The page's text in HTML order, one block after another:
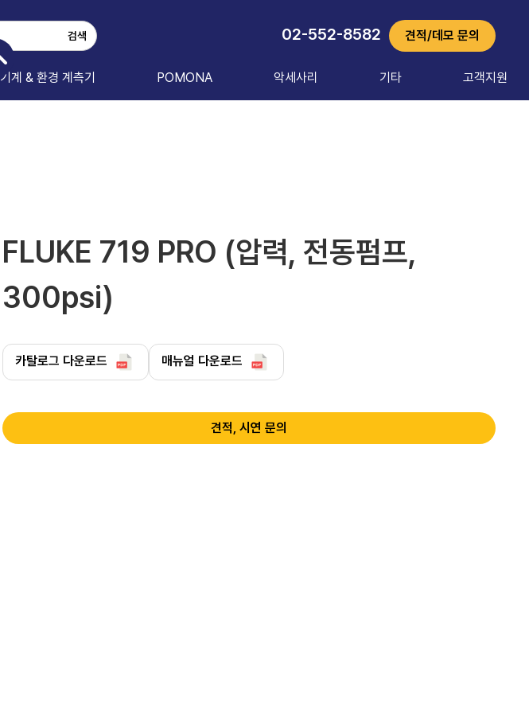
02-552-8582 견적/데모 문의
기계 & 환경 계측기 POMONA 악세사리 기타 고객지원
FLUKE 719 PRO (압력, 전동펌프,
300psi)
카탈로그 다운로드 매뉴얼 다운로드
견적, 시연 문의